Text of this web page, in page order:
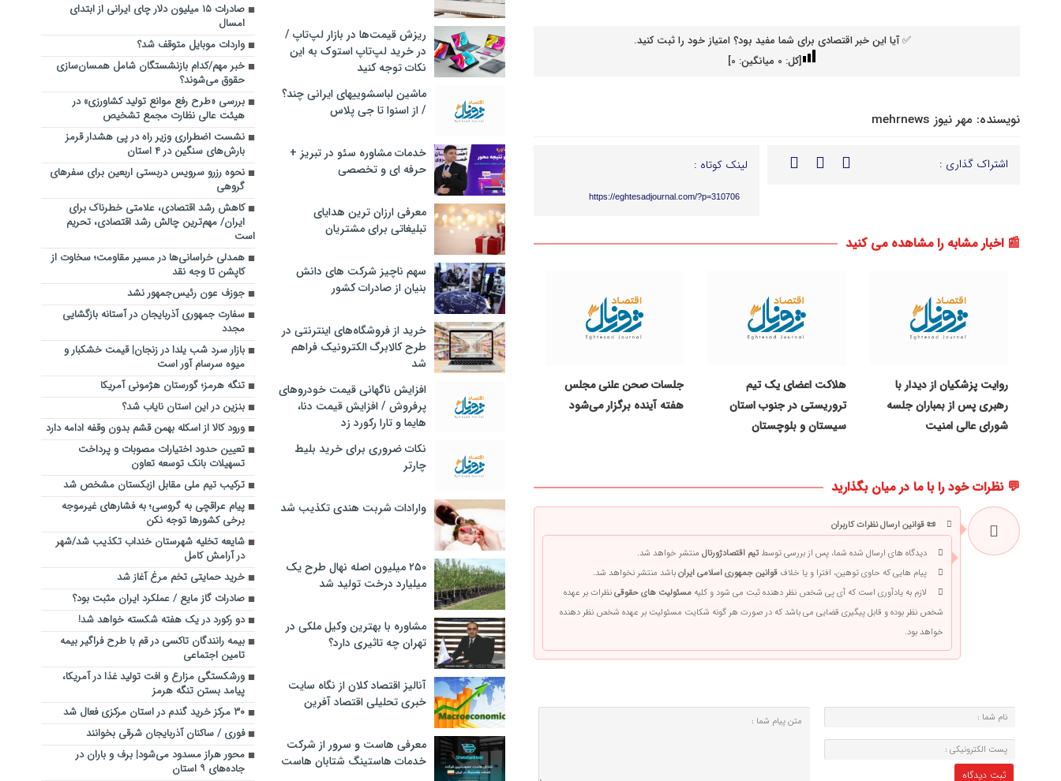
✅ آیا این خبر اقتصادی برای شما مفید بود؟ امتیاز خود را ثبت کنید.
[کل: 0 میانگین: 0
]
نویسنده: مهر نیوز mehrnews
اشتراک گذاری : لینک کوتاه :
https://eghtesadjournal.com/?p=310706
📰 اخبار مشابه را مشاهده می کنید
روایت پزشکیان از دیدار با
رهبری پس از بمباران جلسه
شورای عالی امنیت
هلاکت اعضای یک تیم
تروریستی در جنوب استان
سیستان و بلوچستان
جلسات صحن علنی مجلس
هفته آینده برگزار می‌شود
💬 نظرات خود را با ما در میان بگذارید
📜 قوانین ارسال نظرات کاربران
دیدگاه های ارسال شده شما، پس از بررسی توسط تیم اقتصادژورنال منتشر خواهد شد.
پیام هایی که حاوی توهین، افترا و یا خلاف قوانین جمهوری اسلامی ایرانباشد منتشر نخواهد شد.
لازم به یادآوری است که آی پی شخص نظر دهنده ثبت می شود و کلیه مسئولیت های حقوقینظرات بر عهده
شخص نظر بوده و قابل پیگیری قضایی می باشد که در صورت هر گونه شکایت مسئولیت بر عهده شخص نظر دهنده
خواهد بود.
ریزش قیمت‌ها در بازار لپ‌تاپ /
در خرید لپ‌تاپ استوک به این
نکات توجه کنید
ماشین لباسشویی‎های ایرانی چند؟
/ از اسنوا تا جی پلاس
خدمات مشاوره سئو در تبریز +
حرفه ای و تخصصی
معرفی ارزان ترین هدایای
تبلیغاتی برای مشتریان
سهم ناچیز شرکت های دانش
بنیان از صادرات کشور
خرید از فروشگاه‌های اینترنتی در
طرح کالابرگ الکترونیک فراهم
شد
افزایش ناگهانی قیمت خودروهای
پرفروش / افزایش قیمت دنا،
هایما و تارا رکورد زد
نکات ضروری برای خرید بلیط
چارتر
وارادات شربت هندی تکذیب شد
۲۵۰ میلیون اصله نهال طرح یک
میلیارد درخت تولید شد
مشاوره با بهترین وکیل ملکی در
تهران چه تاثیری دارد؟
آنالیز اقتصاد کلان از نگاه سایت
خبری تحلیلی اقتصاد آفرین
معرفی هاست و سرور از شرکت
خدمات هاستینگ شتابان هاست
صادرات ۱۵ میلیون دلار چای ایرانی از ابتدای
امسال
واردات موبایل متوقف شد؟
خبر مهم/کدام بازنشستگان شامل همسان‌سازی
حقوق‌ می‌شوند؟
بررسی «طرح رفع موانع تولید کشاورزی» در
هیئت عالی نظارت مجمع تشخیص
نشست اضطراری وزیر راه در پی هشدار قرمز
بارش‌های سنگین در ۴ استان
نحوه رزرو سرویس دربستی اربعین برای سفرهای
گروهی
کاهش رشد اقتصادی، علامتی خطرناک برای
ایران/ مهم‌ترین چالش رشد اقتصادی، تحریم
است
همدلی خراسانی‌ها در مسیر مقاومت؛ سخاوت از
کاپشن تا وجه نقد
جوزف عون رئیس‌جمهور نشد
سفارت جمهوری آذربایجان در آستانه بازگشایی
مجدد
بازار سرد شب یلدا در زنجان| قیمت خشکبار و
میوه سرسام آور است
تنگه هرمز؛ گورستان هژمونی آمریکا
بنزین در این استان نایاب شد؟
ورود کالا از اسکله بهمن قشم بدون وقفه ادامه دارد
تعیین حدود اختیارات مصوبات و پرداخت
تسهیلات بانک توسعه تعاون
ترکیب تیم ملی مقابل ازبکستان مشخص شد
پیام عراقچی به گروسی؛ به فشارهای غیرموجه
برخی کشورها توجه نکن
شایعه تخلیه شهرستان خنداب تکذیب شد/شهر
در آرامش کامل
خرید حمایتی تخم مرغ آغاز شد
صادرات گاز مایع / عملکرد ایران مثبت بود؟
دو رکورد در یک هفته شکسته خواهد شد!
بیمه رانندگان تاکسی در قم با طرح فراگیر بیمه
تامین اجتماعی
ورشکستگی مزارع و افت تولید غذا در آمریکا،
پیامد بستن تنگه هرمز
۳۰ مرکز خرید گندم در استان مرکزی فعال شد
فوری / ساکنان آذربایجان شرقی بخوانند
محور هراز مسدود می‌شود| برف و باران در
جاده‌های ۹ استان